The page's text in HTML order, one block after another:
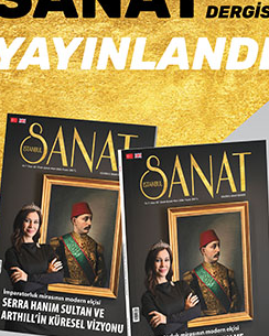
DÜNYA
MAGAZİN
SPOR
SAĞLIK
EĞİTİM